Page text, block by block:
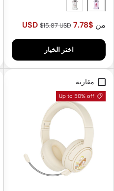
من $7.78 USD
$15.87 USD
اختر الخيار
مقارنة
Up to 50% off